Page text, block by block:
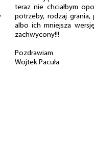
teraz nie chciałbym
potrzeby, rodzaj grania,
albo ich mniejsza
zachwycony!!!
Pozdrawiam
Wojtek Pacuła